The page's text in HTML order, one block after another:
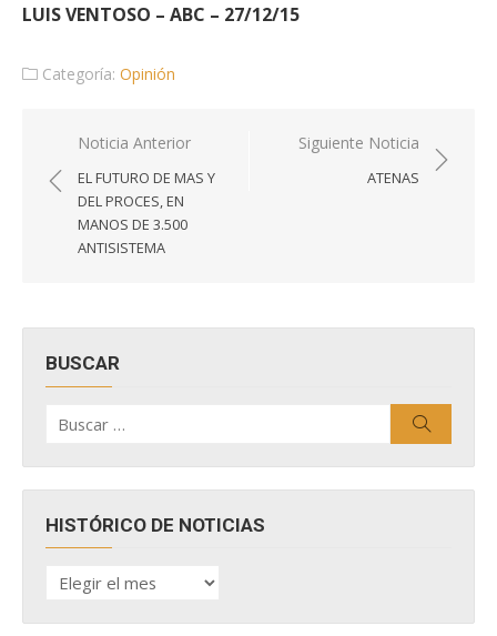
LUIS VENTOSO – ABC – 27/12/15
Categoría: Opinión
Navegación
de
entradas
Noticia Anterior
EL FUTURO DE MAS Y
DEL PROCES, EN
MANOS DE 3.500
ANTISISTEMA
Siguiente Noticia
ATENAS
BUSCAR
por:
HISTÓRICO DE NOTICIAS
HISTÓRICO
DE